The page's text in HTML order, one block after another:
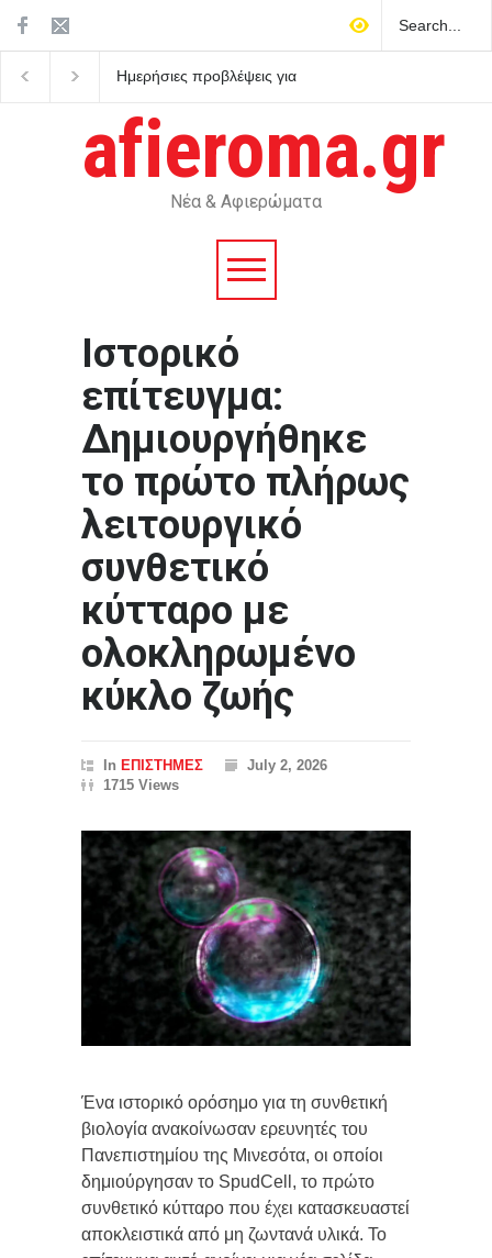
Ημερήσιες προβλέψεις για
afieroma.gr
Νέα & Αφιερώματα
Ιστορικό
επίτευγμα:
Δημιουργήθηκε
το πρώτο πλήρως
λειτουργικό
συνθετικό
κύτταρο με
ολοκληρωμένο
κύκλο ζωής
In ΕΠΙΣΤΗΜΕΣ
July 2, 2026
1715 Views
Ένα ιστορικό ορόσημο για τη συνθετική
βιολογία ανακοίνωσαν ερευνητές του
Πανεπιστημίου της Μινεσότα, οι οποίοι
δημιούργησαν το SpudCell, το πρώτο
συνθετικό κύτταρο που έχει κατασκευαστεί
αποκλειστικά από μη ζωντανά υλικά. Το